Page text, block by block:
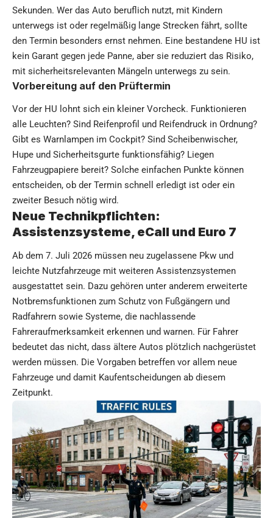
Sekunden. Wer das Auto beruflich nutzt, mit Kindern
unterwegs ist oder regelmäßig lange Strecken fährt, sollte
den Termin besonders ernst nehmen. Eine bestandene HU ist
kein Garant gegen jede Panne, aber sie reduziert das Risiko,
mit sicherheitsrelevanten Mängeln unterwegs zu sein.
Vorbereitung auf den Prüftermin
Vor der HU lohnt sich ein kleiner Vorcheck. Funktionieren
alle Leuchten? Sind Reifenprofil und Reifendruck in Ordnung?
Gibt es Warnlampen im Cockpit? Sind Scheibenwischer,
Hupe und Sicherheitsgurte funktionsfähig? Liegen
Fahrzeugpapiere bereit? Solche einfachen Punkte können
entscheiden, ob der Termin schnell erledigt ist oder ein
zweiter Besuch nötig wird.
Neue Technikpflichten:
Assistenzsysteme, eCall und Euro 7
Ab dem 7. Juli 2026 müssen neu zugelassene Pkw und
leichte Nutzfahrzeuge mit weiteren Assistenzsystemen
ausgestattet sein. Dazu gehören unter anderem erweiterte
Notbremsfunktionen zum Schutz von Fußgängern und
Radfahrern sowie Systeme, die nachlassende
Fahreraufmerksamkeit erkennen und warnen. Für Fahrer
bedeutet das nicht, dass ältere Autos plötzlich nachgerüstet
werden müssen. Die Vorgaben betreffen vor allem neue
Fahrzeuge und damit Kaufentscheidungen ab diesem
Zeitpunkt.